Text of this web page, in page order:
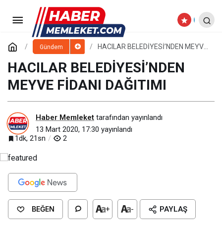
Gündem
HACILAR BELEDİYESİ’NDEN MEYVE
HACILAR BELEDİYESİ’NDEN
MEYVE FİDANI DAĞITIMI
Haber Memleket tarafından yayınlandı
13 Mart 2020, 17:30 yayınlandı
1dk, 21sn
2
BEĞEN + - PAYLAŞ
CABBAR BAŞKANDAN İNCESU
MAHALLESİNE ZİYARET
Yorum Yap